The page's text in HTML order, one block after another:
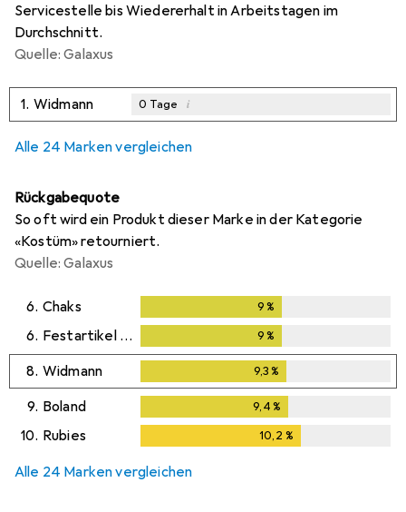
Servicestelle bis Wiedererhalt in Arbeitstagen im
Durchschnitt.
Quelle: Galaxus
1. Widmann 0 Tage i
Alle 24 Marken vergleichen
Rückgabequote
So oft wird ein Produkt dieser Marke in der Kategorie
«Kostüm» retourniert.
Quelle: Galaxus
6. Chaks 9%
6. Festartikel Müller 9%
8. Widmann 9,3%
9. Boland 9,4%
10. Rubies 10,2 %
Alle 24 Marken vergleichen